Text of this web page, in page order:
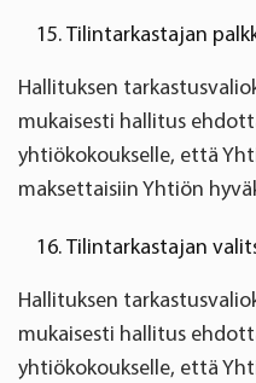
Tilintarkastajan
Hallituksen
mukaisesti hallitus
yhtiökokoukselle, että
maksettaisiin Yhtiön
Tilintarkastajan
Hallituksen
mukaisesti hallitus
yhtiökokoukselle, että